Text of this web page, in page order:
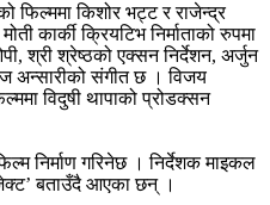
फिल्ममा किशोर भट्ट र राजेन्द्र
कार्की क्रियटिभ निर्माताको रुपमा
श्री श्रेष्ठको एक्सन निर्देशन, अर्जुन
अन्सारीको संगीत छ । विजय
विदुषी थापाको प्रोडक्सन
निर्माण गरिनेछ । निर्देशक माइकल
बताउँदै आएका छन् ।